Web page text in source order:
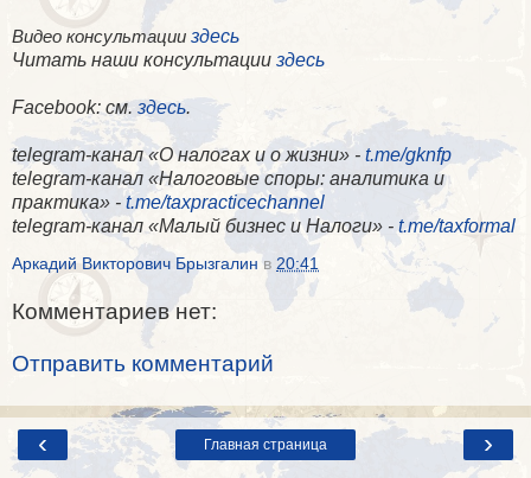
Видео консультации здесь
Читать наши консультации здесь
Facebook: см. здесь.
telegram-канал «О налогах и о жизни» - t.me/gknfp
telegram-канал «Налоговые споры: аналитика и
практика» - t.me/taxpracticechannel
telegram-канал «Малый бизнес и Налоги» - t.me/taxformal
Аркадий Викторович Брызгалин в 20:41
Комментариев нет:
Отправить комментарий
‹ ›
Главная страница